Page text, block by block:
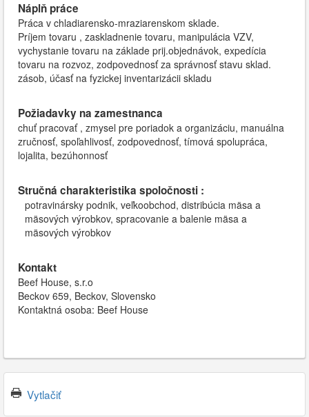
Náplň práce
Práca v chladiarensko-mraziarenskom sklade.
Príjem tovaru , zaskladnenie tovaru, manipulácia VZV,
vychystanie tovaru na základe prij.objednávok, expedícia
tovaru na rozvoz, zodpovednosť za správnosť stavu sklad.
zásob, účasť na fyzickej inventarizácii skladu
Požiadavky na zamestnanca
chuť pracovať , zmysel pre poriadok a organizáciu, manuálna
zručnosť, spoľahlivosť, zodpovednosť, tímová spolupráca,
lojalita, bezúhonnosť
Stručná charakteristika spoločnosti :
potravinársky podnik, veľkoobchod, distribúcia mäsa a
mäsových výrobkov, spracovanie a balenie mäsa a
mäsových výrobkov
Kontakt
Beef House, s.r.o
Beckov 659, Beckov, Slovensko
Kontaktná osoba: Beef House
Vytlačiť